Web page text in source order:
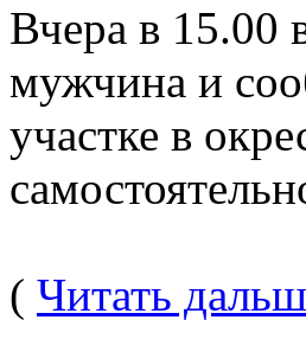
Вчера в 15.00
мужчина и
участке в
( Читать